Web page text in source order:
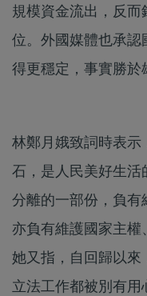
規模資金流出，反
位。外國媒體也承
得更穩定，事實勝於
林鄭月娥致詞時表示
石，是人民美好生活
分離的一部份，負有
亦負有維護國家主權
她又指，自回歸以
立法工作都被別有